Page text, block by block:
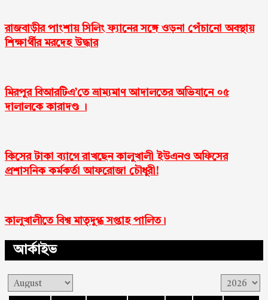
রাজবাড়ীর পাংশায় সিলিং ফ্যানের সঙ্গে ওড়না পেঁচানো অবস্থায়
শিক্ষার্থীর মরদেহ উদ্ধার
মিরপুর বিআরটিএ’তে ভ্রাম্যমাণ আদালতের অভিযানে ০৫
দালালকে কারাদণ্ড ।
কিসের টাকা ব্যাগে রাখছেন কালুখালী ইউএনও অফিসের
প্রশাসনিক কর্মকর্তা আফরোজা চৌধুরী!
কালুখালীতে বিশ্ব মাতৃদুগ্ধ সপ্তাহ পালিত।
আর্কাইভ